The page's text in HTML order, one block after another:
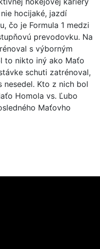
hocijaké, jazdí
čo je Formula 1 medzi
prevodovku. Na
s výborným
to nikto iný ako Maťo
schuti zatrénoval,
nesedel. Kto z nich bol
Homola vs. Ľubo
Maťovho